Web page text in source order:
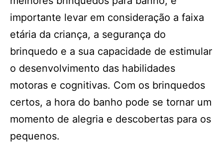
importante levar em consideração a faixa
etária da criança, a segurança do
brinquedo e a sua capacidade de estimular
o desenvolvimento das habilidades
motoras e cognitivas. Com os brinquedos
certos, a hora do banho pode se tornar um
momento de alegria e descobertas para os
pequenos.